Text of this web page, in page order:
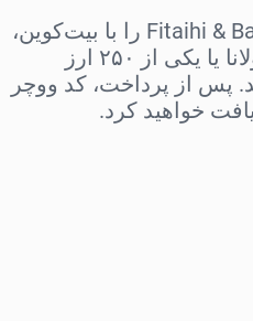
کارت‌های هدیه Fitaihi & Baby Fitaihi را با بیت‌کوین،
اتریوم، USDC، USDT، سولانا یا یکی از ۲۵۰ ارز
پس از پرداخت، کد ووچر
خواهید کرد.